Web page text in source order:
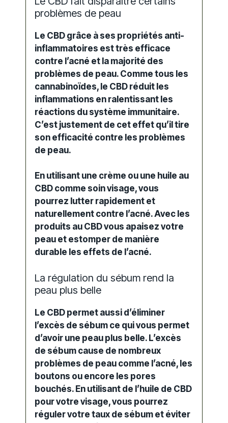
problèmes de peau
Le CBD grâce à ses propriétés anti-
inflammatoires est très efficace
contre l’acné et la majorité des
problèmes de peau. Comme tous les
cannabinoïdes, le CBD réduit les
inflammations en ralentissant les
réactions du système immunitaire.
C’est justement de cet effet qu’il tire
son efficacité contre les problèmes
de peau.
En utilisant une crème ou une huile au
CBD comme soin visage, vous
pourrez lutter rapidement et
naturellement contre l’acné. Avec les
produits au CBD vous apaisez votre
peau et estomper de manière
durable les effets de l’acné.
La régulation du sébum rend la
peau plus belle
Le CBD permet aussi d’éliminer
l’excès de sébum ce qui vous permet
d’avoir une peau plus belle. L’excès
de sébum cause de nombreux
problèmes de peau comme l’acné, les
boutons ou encore les pores
bouchés. En utilisant de l’huile de CBD
pour votre visage, vous pourrez
réguler votre taux de sébum et éviter